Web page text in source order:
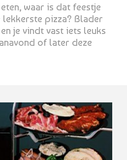
waar is dat feestje
pizza? Blader
je vindt vast iets leuks
of later deze